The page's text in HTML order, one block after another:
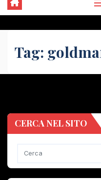
Tag:
CERCA NEL SITO